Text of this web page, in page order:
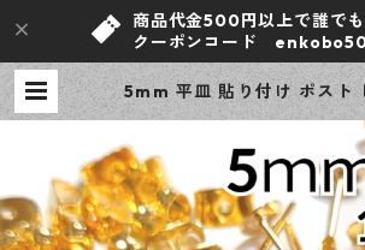
商品代金500円以上で誰で
クーポンコード
5mm 平皿 貼り付け ポスト
ゴールド 100ピース 金属キ
大容量 プチプラパーツ 【
| ｅｎ工房